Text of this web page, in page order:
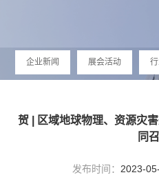
企业新闻 展会活动
贺 | 区域地球物理、资源灾
同
发布时间： 2023-